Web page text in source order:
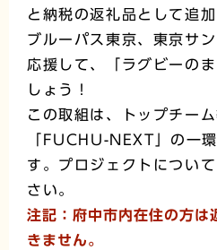
と納税の返礼品として追
ブルーパス東京、東京サ
応援して、「ラグビーの
しょう！
この取組は、トップチー
「FUCHU-NEXT」の一
す。プロジェクトについて
さい。
注記：府中市内在住の方は
きません。